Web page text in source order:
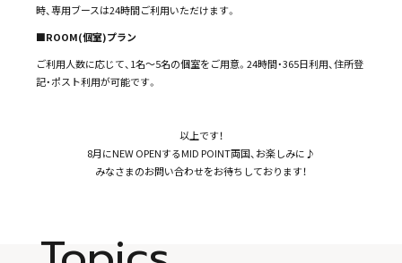
時、専用ブースは24時間ご利用いただけます。
■ROOM(個室)プラン
ご利用人数に応じて、1名～5名の個室をご用意。24時間・365日利用、住所登
記・ポスト利用が可能です。
以上です！
8月にNEW OPENするMID POINT両国、お楽しみに♪
みなさまのお問い合わせをお待ちしております！